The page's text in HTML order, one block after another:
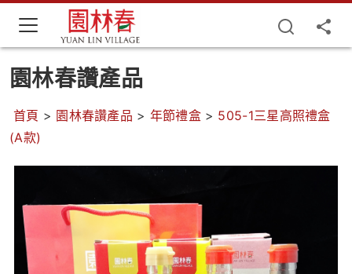
園林春讚產品
首頁 > 園林春讚產品 > 年節禮盒 > 505-1三星高照禮盒
(A款)